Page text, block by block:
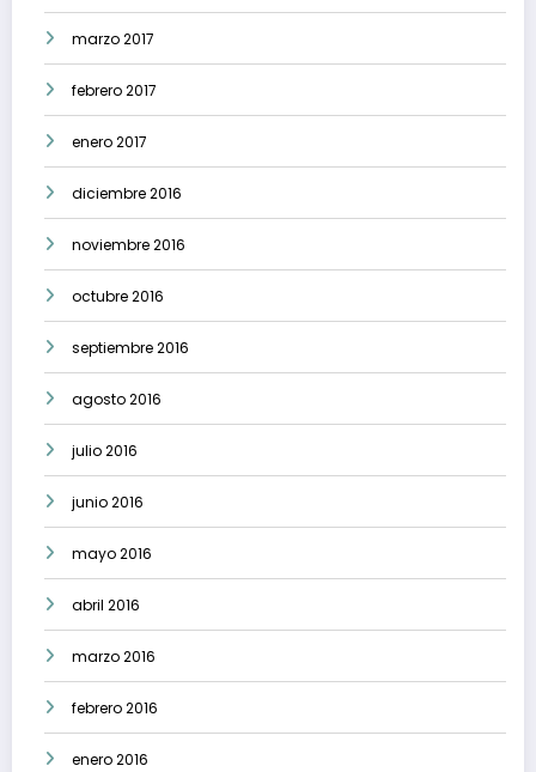
marzo 2017
febrero 2017
enero 2017
diciembre 2016
noviembre 2016
octubre 2016
septiembre 2016
agosto 2016
julio 2016
junio 2016
mayo 2016
abril 2016
marzo 2016
febrero 2016
enero 2016